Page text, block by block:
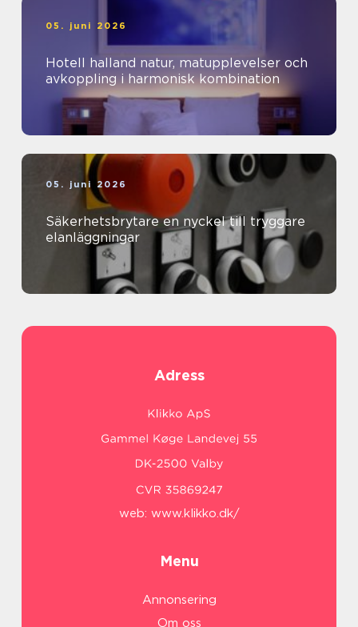
05. juni 2026
Hotell halland natur, matupplevelser och
avkoppling i harmonisk kombination
05. juni 2026
Säkerhetsbrytare en nyckel till tryggare
elanläggningar
Adress
web: www.klikko.dk/
Menu
Annonsering
Om oss